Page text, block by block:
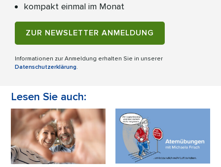
kompakt einmal im Monat
ZUR NEWSLETTER ANMELDUNG
Informationen zur Anmeldung erhalten Sie in unserer
Datenschutzerklärung.
Lesen Sie auch: